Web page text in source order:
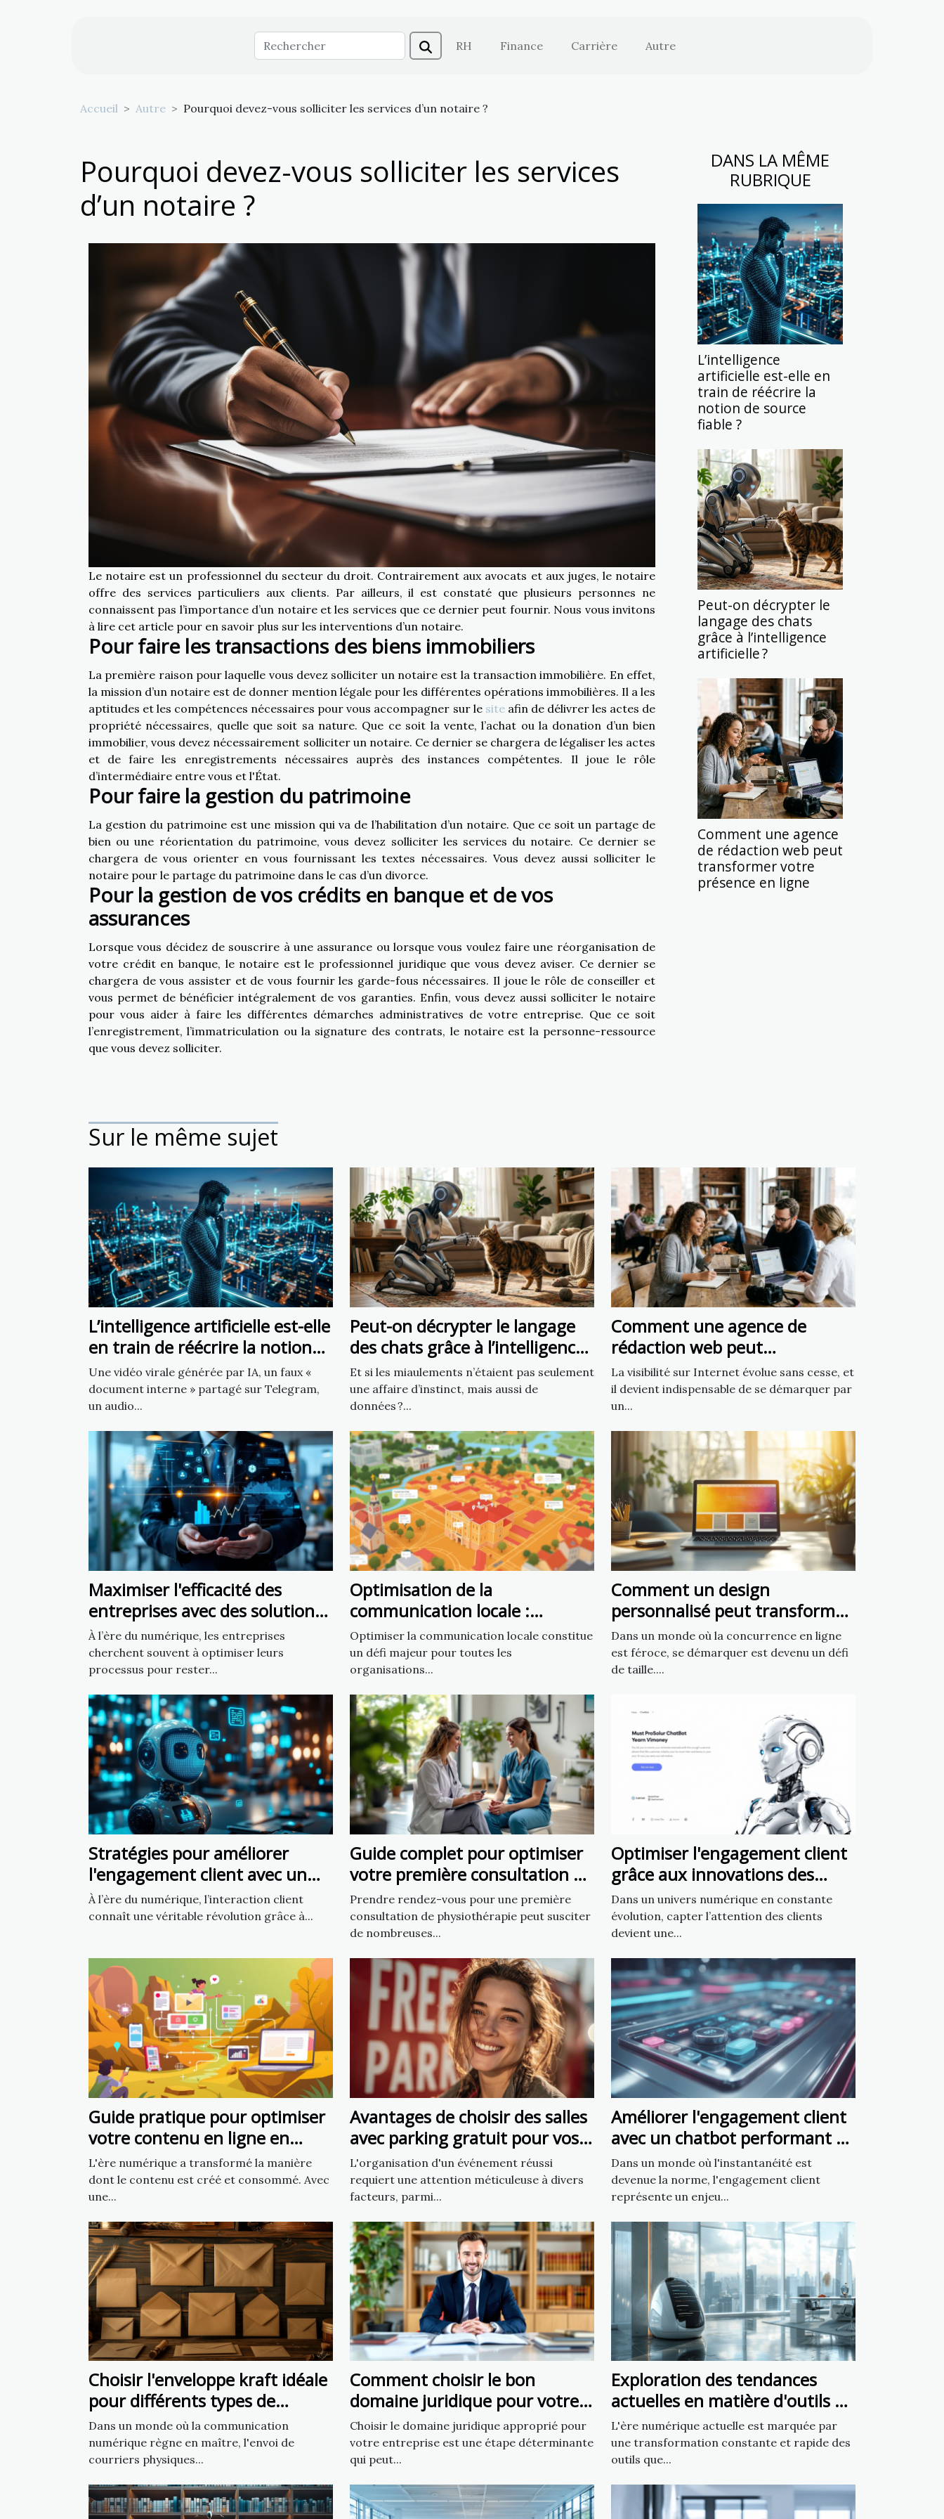
RH Finance Carrière Autre
Accueil Autre Pourquoi devez-vous solliciter les services d’un notaire ?
Pourquoi devez-vous solliciter les services
d’un notaire ?
Le notaire est un professionnel du secteur du droit. Contrairement aux avocats et aux juges, le notaire
offre des services particuliers aux clients. Par ailleurs, il est constaté que plusieurs personnes ne
connaissent pas l’importance d’un notaire et les services que ce dernier peut fournir. Nous vous invitons
à lire cet article pour en savoir plus sur les interventions d’un notaire.
Pour faire les transactions des biens immobiliers
La première raison pour laquelle vous devez solliciter un notaire est la transaction immobilière. En effet,
la mission d’un notaire est de donner mention légale pour les différentes opérations immobilières. Il a les
aptitudes et les compétences nécessaires pour vous accompagner sur le siteafin de délivrer les actes de
propriété nécessaires, quelle que soit sa nature. Que ce soit la vente, l’achat ou la donation d’un bien
immobilier, vous devez nécessairement solliciter un notaire. Ce dernier se chargera de légaliser les actes
et de faire les enregistrements nécessaires auprès des instances compétentes. Il joue le rôle
d’intermédiaire entre vous et l'État.
Pour faire la gestion du patrimoine
La gestion du patrimoine est une mission qui va de l’habilitation d’un notaire. Que ce soit un partage de
bien ou une réorientation du patrimoine, vous devez solliciter les services du notaire. Ce dernier se
chargera de vous orienter en vous fournissant les textes nécessaires. Vous devez aussi solliciter le
notaire pour le partage du patrimoine dans le cas d’un divorce.
Pour la gestion de vos crédits en banque et de vos
assurances
Lorsque vous décidez de souscrire à une assurance ou lorsque vous voulez faire une réorganisation de
votre crédit en banque, le notaire est le professionnel juridique que vous devez aviser. Ce dernier se
chargera de vous assister et de vous fournir les garde-fous nécessaires. Il joue le rôle de conseiller et
vous permet de bénéficier intégralement de vos garanties. Enfin, vous devez aussi solliciter le notaire
pour vous aider à faire les différentes démarches administratives de votre entreprise. Que ce soit
l’enregistrement, l’immatriculation ou la signature des contrats, le notaire est la personne-ressource
que vous devez solliciter.
DANS LA MÊME
RUBRIQUE
L’intelligence
artificielle est-elle en
train de réécrire la
notion de source
fiable ?
Peut-on décrypter le
langage des chats
grâce à l’intelligence
artificielle ?
Comment une agence
de rédaction web peut
transformer votre
présence en ligne
Sur le même sujet
L’intelligence artificielle est-elle
en train de réécrire la notion
de source fiable ?
Une vidéo virale générée par IA, un faux «
document interne » partagé sur Telegram,
un audio...
Peut-on décrypter le langage
des chats grâce à l’intelligence
artificielle ?
Et si les miaulements n’étaient pas seulement
une affaire d’instinct, mais aussi de
données ?...
Comment une agence de
rédaction web peut
transformer votre présence en
ligne
La visibilité sur Internet évolue sans cesse, et
il devient indispensable de se démarquer par
un...
Maximiser l'efficacité des
entreprises avec des solutions
numériques personnalisées
À l’ère du numérique, les entreprises
cherchent souvent à optimiser leurs
processus pour rester...
Optimisation de la
communication locale :
exploiter un fichier d’emails de
mairies
Optimiser la communication locale constitue
un défi majeur pour toutes les
organisations...
Comment un design
personnalisé peut transformer
votre présence en ligne ?
Dans un monde où la concurrence en ligne
est féroce, se démarquer est devenu un défi
de taille....
Stratégies pour améliorer
l'engagement client avec un
chatbot IA
À l’ère du numérique, l’interaction client
connaît une véritable révolution grâce à...
Guide complet pour optimiser
votre première consultation de
physiothérapie
Prendre rendez-vous pour une première
consultation de physiothérapie peut susciter
de nombreuses...
Optimiser l'engagement client
grâce aux innovations des
chatbots en marketing
Dans un univers numérique en constante
évolution, capter l’attention des clients
devient une...
Guide pratique pour optimiser
votre contenu en ligne en
utilisant l'intelligence
artificielle
L'ère numérique a transformé la manière
dont le contenu est créé et consommé. Avec
une...
Avantages de choisir des salles
avec parking gratuit pour vos
événements
L'organisation d'un événement réussi
requiert une attention méticuleuse à divers
facteurs, parmi...
Améliorer l'engagement client
avec un chatbot performant en
5 minutes
Dans un monde où l'instantanéité est
devenue la norme, l'engagement client
représente un enjeu...
Choisir l'enveloppe kraft idéale
pour différents types de
courriers
Dans un monde où la communication
numérique règne en maître, l'envoi de
courriers physiques...
Comment choisir le bon
domaine juridique pour votre
affaire
Choisir le domaine juridique approprié pour
votre entreprise est une étape déterminante
qui peut...
Exploration des tendances
actuelles en matière d'outils de
création de sites web
L'ère numérique actuelle est marquée par
une transformation constante et rapide des
outils que...